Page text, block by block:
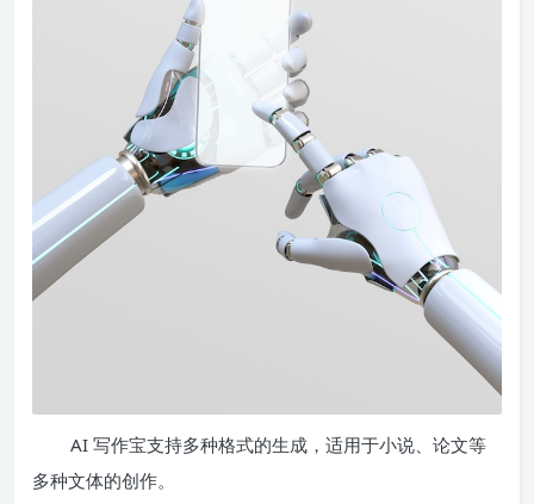
AI 写作宝支持多种格式的生成，适用于小说、论文等
多种文体的创作。